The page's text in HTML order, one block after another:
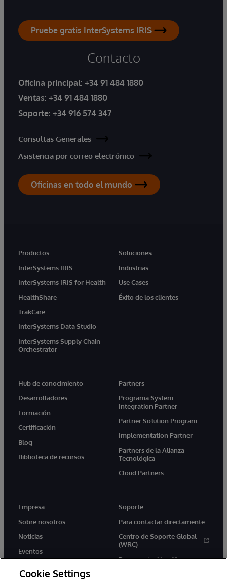
Pruebe gratis InterSystems IRIS
Contacto
Oficina principal: +34 91 484 1880
Ventas: +34 91 484 1880
Soporte: +34 916 574 347
Consultas Generales
Asistencia por correo electrónico
Oficinas en todo el mundo
Productos
InterSystems IRIS
InterSystems IRIS for Health
HealthShare
TrakCare
InterSystems Data Studio
InterSystems Supply Chain
Orchestrator
Soluciones
Industrias
Use Cases
Éxito de los clientes
Hub de conocimiento
Desarrolladores
Formación
Certificación
Blog
Biblioteca de recursos
Partners
Programa System
Integration Partner
Partner Solution Program
Implementation Partner
Partners de la Alianza
Tecnológica
Cloud Partners
Empresa
Sobre nosotros
Noticias
Eventos
Soporte
Para contactar directamente
Centro de Soporte Global
(WRC)
Documentación
Cookie Settings